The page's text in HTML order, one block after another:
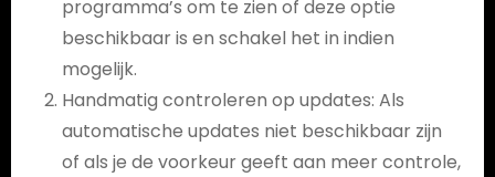
programma’s om te zien of deze optie
beschikbaar is en schakel het in indien
mogelijk.
Handmatig controleren op updates: Als
automatische updates niet beschikbaar zijn
of als je de voorkeur geeft aan meer controle,